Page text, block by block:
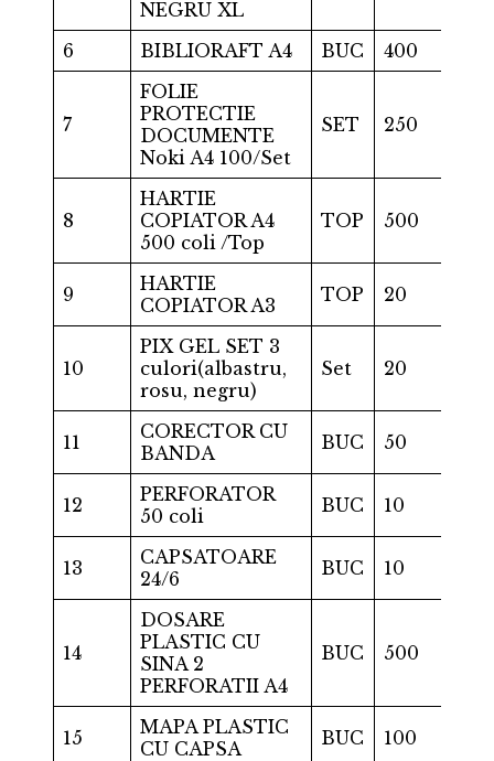
NEGRU XL
6
BIBLIORAFT A4 BUC 400
7
FOLIE
PROTECTIE
DOCUMENTE
Noki A4 100/Set
SET 250
8
HARTIE
COPIATOR A4
500 coli /Top
TOP 500
9
HARTIE
COPIATOR A3
TOP 20
10
PIX GEL SET 3
culori(albastru,
rosu, negru)
Set 20
11
CORECTOR CU
BANDA
BUC 50
12
PERFORATOR
50 coli
BUC 10
13
CAPSATOARE
24/6
BUC 10
14
DOSARE
PLASTIC CU
SINA 2
PERFORATII A4
BUC 500
15
MAPA PLASTIC
CU CAPSA
BUC 100